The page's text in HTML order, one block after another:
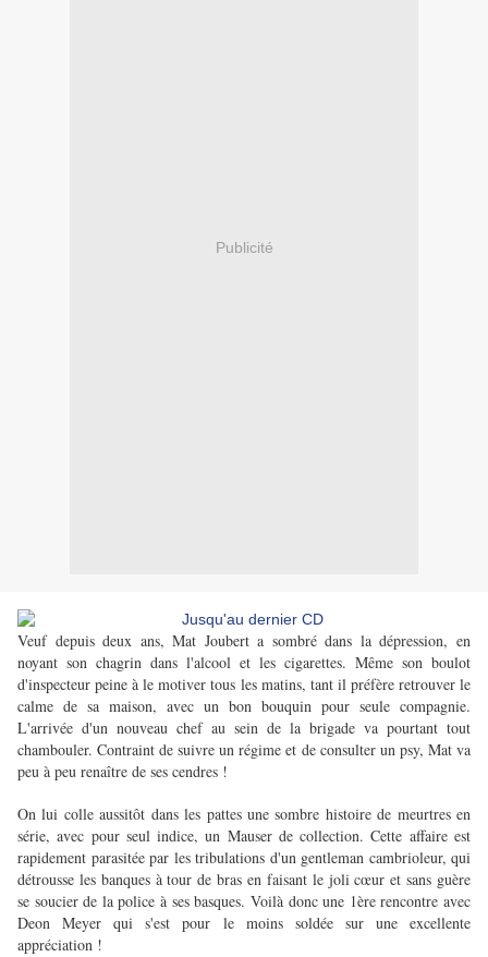
Publicité
Veuf depuis deux ans, Mat Joubert a sombré dans la dépression, en
noyant son chagrin dans l'alcool et les cigarettes. Même son boulot
d'inspecteur peine à le motiver tous les matins, tant il préfère retrouver le
calme de sa maison, avec un bon bouquin pour seule compagnie.
L'arrivée d'un nouveau chef au sein de la brigade va pourtant tout
chambouler. Contraint de suivre un régime et de consulter un psy, Mat va
peu à peu renaître de ses cendres !
On lui colle aussitôt dans les pattes une sombre histoire de meurtres en
série, avec pour seul indice, un Mauser de collection. Cette affaire est
rapidement parasitée par les tribulations d'un gentleman cambrioleur, qui
détrousse les banques à tour de bras en faisant le joli cœur et sans guère
se soucier de la police à ses basques. Voilà donc une 1ère rencontre avec
Deon Meyer qui s'est pour le moins soldée sur une excellente
appréciation !